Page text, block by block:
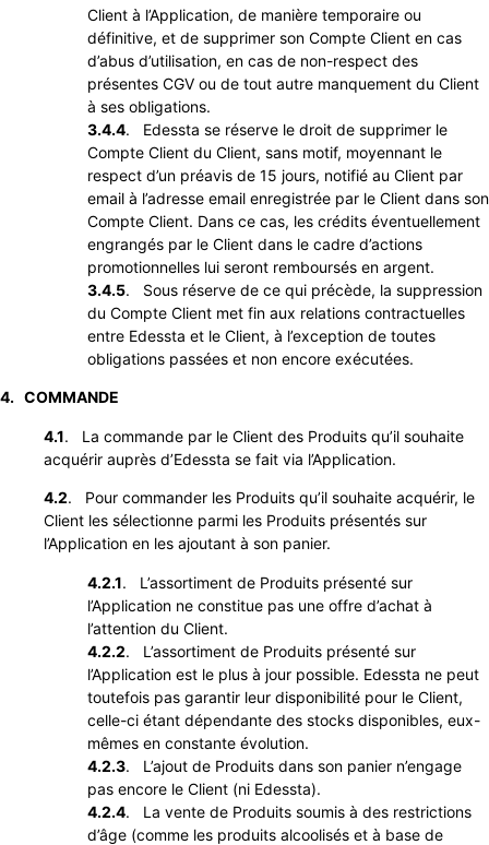
Client à l’Application, de manière temporaire ou
définitive, et de supprimer son Compte Client en cas
d’abus d’utilisation, en cas de non-respect des
présentes CGV ou de tout autre manquement du Client
à ses obligations.
3.4.4. Edessta se réserve le droit de supprimer le
Compte Client du Client, sans motif, moyennant le
respect d’un préavis de 15 jours, notifié au Client par
email à l’adresse email enregistrée par le Client dans son
Compte Client. Dans ce cas, les crédits éventuellement
engrangés par le Client dans le cadre d’actions
promotionnelles lui seront remboursés en argent.
3.4.5. Sous réserve de ce qui précède, la suppression
du Compte Client met fin aux relations contractuelles
entre Edessta et le Client, à l’exception de toutes
obligations passées et non encore exécutées.
4. COMMANDE
4.1. La commande par le Client des Produits qu’il souhaite
acquérir auprès d’Edessta se fait via l’Application.
4.2. Pour commander les Produits qu’il souhaite acquérir, le
Client les sélectionne parmi les Produits présentés sur
l’Application en les ajoutant à son panier.
4.2.1. L’assortiment de Produits présenté sur
l’Application ne constitue pas une offre d’achat à
l’attention du Client.
4.2.2. L’assortiment de Produits présenté sur
l’Application est le plus à jour possible. Edessta ne peut
toutefois pas garantir leur disponibilité pour le Client,
celle-ci étant dépendante des stocks disponibles, eux-
mêmes en constante évolution.
4.2.3. L’ajout de Produits dans son panier n’engage
pas encore le Client (ni Edessta).
4.2.4. La vente de Produits soumis à des restrictions
d’âge (comme les produits alcoolisés et à base de